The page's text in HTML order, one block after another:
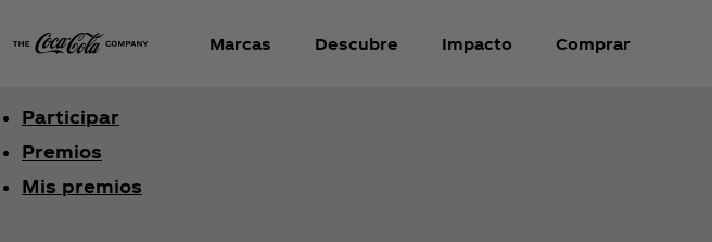
Marcas Descubre Impacto Comprar
Participar
Premios
Mis premios